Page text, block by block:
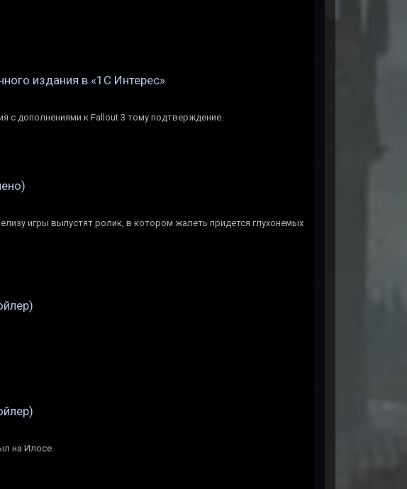
издания в «1C Интерес»
с дополнениями к Fallout 3 тому подтверждение.
игры выпустят ролик, в котором жалеть придется глухонемых
на Илосе.